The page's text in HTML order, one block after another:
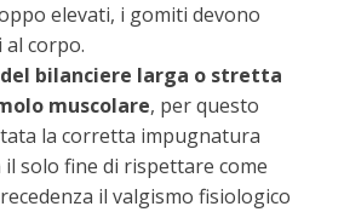
elevati, i gomiti devono
corpo.
bilanciere larga o stretta
muscolare, per questo
la corretta impugnatura
solo fine di rispettare come
il valgismo fisiologico